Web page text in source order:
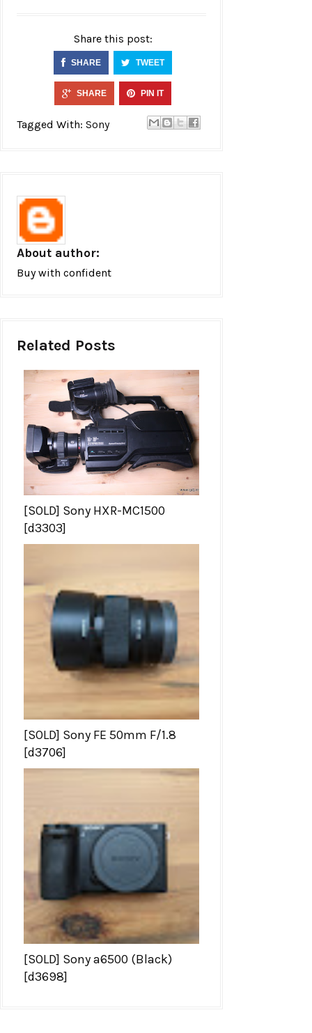
Share this post:
SHARE TWEET
SHARE PIN IT
Tagged With: Sony
About author:
Buy with confident
Related Posts
[SOLD] Sony HXR-MC1500
[d3303]
[SOLD] Sony FE 50mm F/1.8
[d3706]
[SOLD] Sony a6500 (Black)
[d3698]